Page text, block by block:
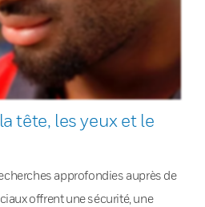
tête, les yeux et le
approfondies auprès de
offrent une sécurité, une